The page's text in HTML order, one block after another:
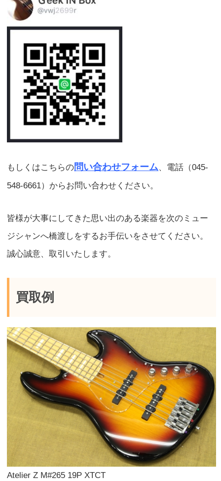
もしくはこちらの問い合わせフォーム、電話（045-
548-6661）からお問い合わせください。
皆様が大事にしてきた思い出のある楽器を次のミュー
ジシャンへ橋渡しをするお手伝いをさせてください。
誠心誠意、取引いたします。
買取例
Atelier Z M#265 19P XTCT